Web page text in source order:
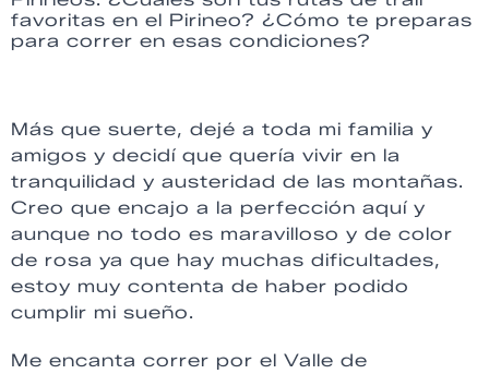
favoritas en el Pirineo? ¿Cómo te preparas
para correr en esas condiciones?
Más que suerte, dejé a toda mi familia y
amigos y decidí que quería vivir en la
tranquilidad y austeridad de las montañas.
Creo que encajo a la perfección aquí y
aunque no todo es maravilloso y de color
de rosa ya que hay muchas dificultades,
estoy muy contenta de haber podido
cumplir mi sueño.
Me encanta correr por el Valle de